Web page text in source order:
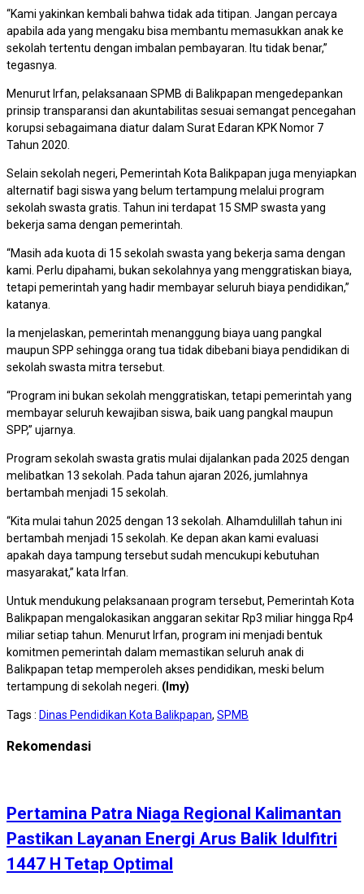
“Kami yakinkan kembali bahwa tidak ada titipan. Jangan percaya
apabila ada yang mengaku bisa membantu memasukkan anak ke
sekolah tertentu dengan imbalan pembayaran. Itu tidak benar,”
tegasnya.
Menurut Irfan, pelaksanaan SPMB di Balikpapan mengedepankan
prinsip transparansi dan akuntabilitas sesuai semangat pencegahan
korupsi sebagaimana diatur dalam Surat Edaran KPK Nomor 7
Tahun 2020.
Selain sekolah negeri, Pemerintah Kota Balikpapan juga menyiapkan
alternatif bagi siswa yang belum tertampung melalui program
sekolah swasta gratis. Tahun ini terdapat 15 SMP swasta yang
bekerja sama dengan pemerintah.
“Masih ada kuota di 15 sekolah swasta yang bekerja sama dengan
kami. Perlu dipahami, bukan sekolahnya yang menggratiskan biaya,
tetapi pemerintah yang hadir membayar seluruh biaya pendidikan,”
katanya.
Ia menjelaskan, pemerintah menanggung biaya uang pangkal
maupun SPP sehingga orang tua tidak dibebani biaya pendidikan di
sekolah swasta mitra tersebut.
“Program ini bukan sekolah menggratiskan, tetapi pemerintah yang
membayar seluruh kewajiban siswa, baik uang pangkal maupun
SPP,” ujarnya.
Program sekolah swasta gratis mulai dijalankan pada 2025 dengan
melibatkan 13 sekolah. Pada tahun ajaran 2026, jumlahnya
bertambah menjadi 15 sekolah.
“Kita mulai tahun 2025 dengan 13 sekolah. Alhamdulillah tahun ini
bertambah menjadi 15 sekolah. Ke depan akan kami evaluasi
apakah daya tampung tersebut sudah mencukupi kebutuhan
masyarakat,” kata Irfan.
Untuk mendukung pelaksanaan program tersebut, Pemerintah Kota
Balikpapan mengalokasikan anggaran sekitar Rp3 miliar hingga Rp4
miliar setiap tahun. Menurut Irfan, program ini menjadi bentuk
komitmen pemerintah dalam memastikan seluruh anak di
Balikpapan tetap memperoleh akses pendidikan, meski belum
tertampung di sekolah negeri. (Imy)
Tags : Dinas Pendidikan Kota Balikpapan, SPMB
Rekomendasi
Pertamina Patra Niaga Regional Kalimantan
Pastikan Layanan Energi Arus Balik Idulfitri
1447 H Tetap Optimal